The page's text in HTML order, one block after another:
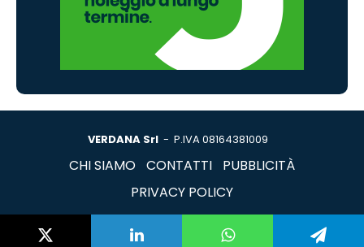
VERDANA Srl - P.IVA 08164381009
CHI SIAMO CONTATTI
PUBBLICITÀ
PRIVACY POLICY